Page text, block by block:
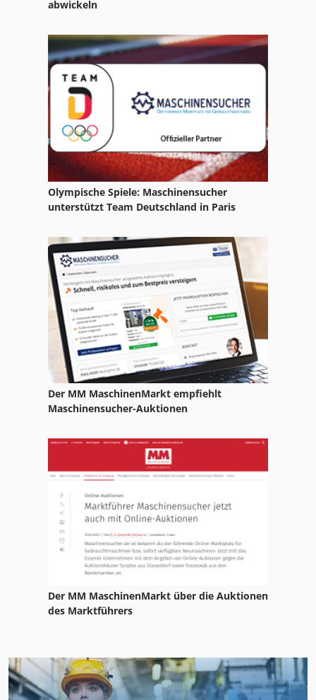
abwickeln
Olympische Spiele: Maschinensucher
unterstützt Team Deutschland in Paris
Der MM MaschinenMarkt empfiehlt
Maschinensucher-Auktionen
Der MM MaschinenMarkt über die Auktionen
des Marktführers